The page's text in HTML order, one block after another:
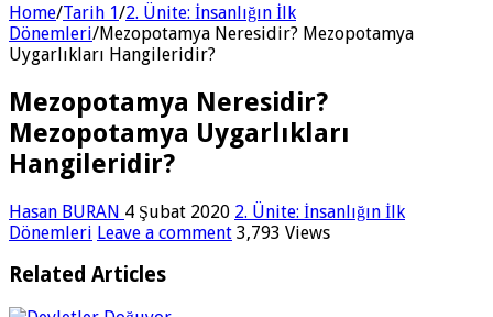
Home/Tarih 1/2. Ünite: İnsanlığın İlk
Dönemleri/Mezopotamya Neresidir? Mezopotamya
Uygarlıkları Hangileridir?
Mezopotamya Neresidir?
Mezopotamya Uygarlıkları
Hangileridir?
Hasan BURAN 4 Şubat 2020 2. Ünite: İnsanlığın İlk
Dönemleri Leave a comment 3,793 Views
Related Articles